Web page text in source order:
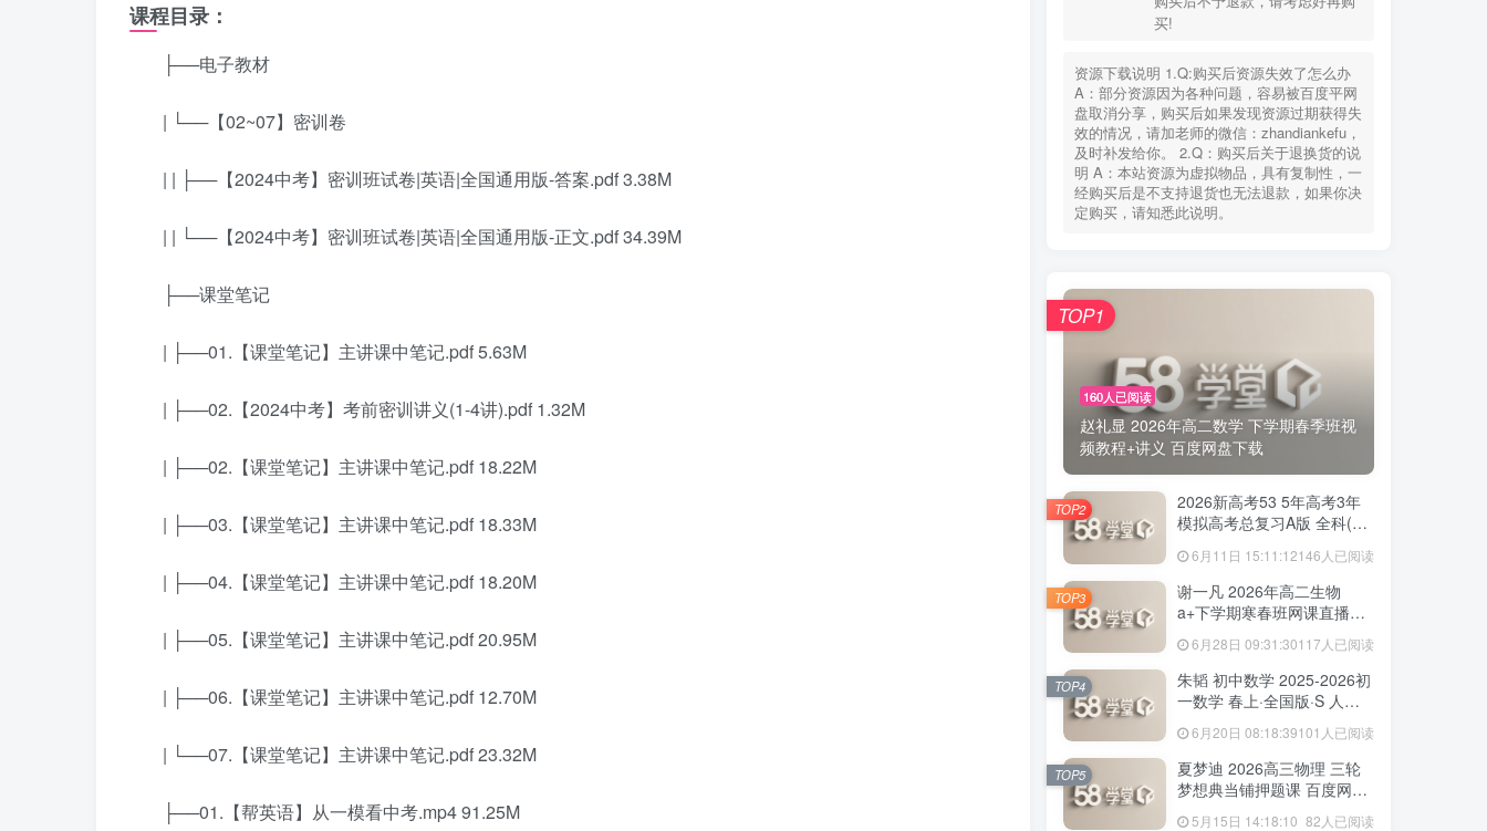
课程目录：
├──电子教材
| └──【02~07】密训卷
| | ├──【2024中考】密训班试卷|英语|全国通用版-答案.pdf 3.38M
| | └──【2024中考】密训班试卷|英语|全国通用版-正文.pdf 34.39M
├──课堂笔记
| ├──01.【课堂笔记】主讲课中笔记.pdf 5.63M
| ├──02.【2024中考】考前密训讲义(1-4讲).pdf 1.32M
| ├──02.【课堂笔记】主讲课中笔记.pdf 18.22M
| ├──03.【课堂笔记】主讲课中笔记.pdf 18.33M
| ├──04.【课堂笔记】主讲课中笔记.pdf 18.20M
| ├──05.【课堂笔记】主讲课中笔记.pdf 20.95M
| ├──06.【课堂笔记】主讲课中笔记.pdf 12.70M
| └──07.【课堂笔记】主讲课中笔记.pdf 23.32M
├──01.【帮英语】从一模看中考.mp4 91.25M
买!
资源下载说明 1.Q:购买后资源失效了怎么办
A：部分资源因为各种问题，容易被百度平网
盘取消分享，购买后如果发现资源过期获得失
效的情况，请加老师的微信：zhandiankefu，
及时补发给你。 2.Q：购买后关于退换货的说
明 A：本站资源为虚拟物品，具有复制性，一
经购买后是不支持退货也无法退款，如果你决
定购买，请知悉此说明。
160人已阅读
赵礼显 2026年高二数学 下学期春季班视
频教程+讲义 百度网盘下载
TOP1
2026新高考53 5年高考3年
模拟高考总复习A版 全科(无
6月11日 15:11:12146人已阅读
TOP2
谢一凡 2026年高二生物
a+下学期寒春班网课直播教
6月28日 09:31:30117人已阅读
TOP3
朱韬 初中数学 2025-2026初
一数学 春上·全国版·S 人教
6月20日 08:18:39101人已阅读
TOP4
夏梦迪 2026高三物理 三轮
梦想典当铺押题课 百度网盘
5月15日 14:18:10 82人已阅读
TOP5